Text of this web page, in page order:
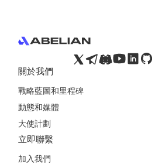
關於我們
戰略藍圖和里程碑
動態和媒體
大使計劃
立即聯繫
加入我們